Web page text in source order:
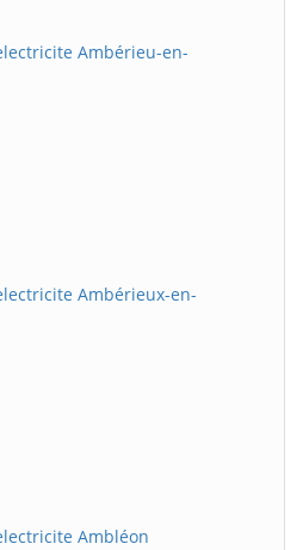
Ambérieu-en-
Ambérieux-en-
Ambléon